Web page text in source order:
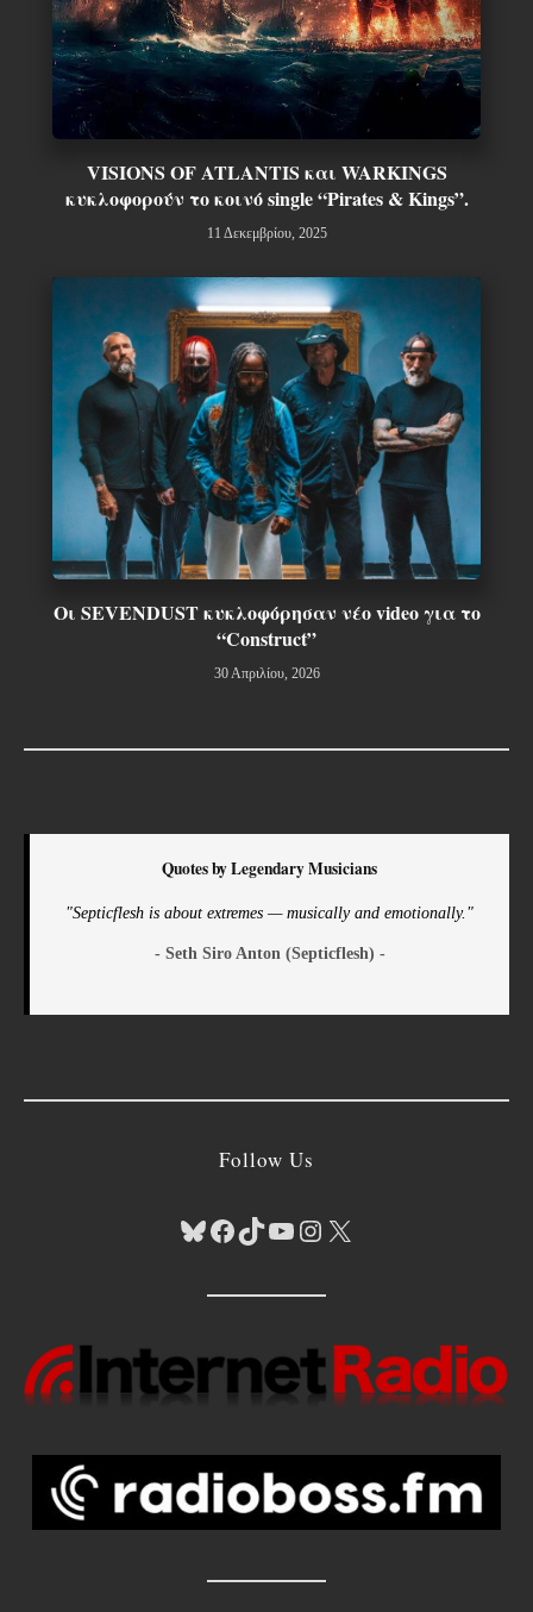
VISIONS OF ATLANTIS και WARKINGS
κυκλοφορούν το κοινό single “Pirates & Kings”.
11 Δεκεμβρίου, 2025
Οι SEVENDUST κυκλοφόρησαν νέο video για το
“Construct”
30 Απριλίου, 2026
Quotes by Legendary Musicians
"Septicflesh is about extremes — musically and emotionally."
- Seth Siro Anton (Septicflesh) -
Follow Us